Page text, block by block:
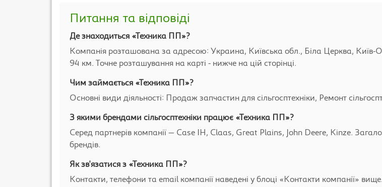
Питання та відповіді
Де знаходиться «Техника ПП»?
Компанія розташована за адресою: Украина, Київська обл., Біла Церква, Київ-
94 км. Точне розташування на карті - нижче на цій сторінці.
Чим займається «Техника ПП»?
Основні види діяльності: Продаж запчастин для сільгосптехніки, Ремонт
З якими брендами сільгосптехніки працює «Техника ПП»?
Серед партнерів компанії — Case IH, Claas, Great Plains, John Deere, Kinze.
брендів.
Як зв'язатися з «Техника ПП»?
Контакти, телефони та email компанії наведені у блоці «Контакти компанії» вище.